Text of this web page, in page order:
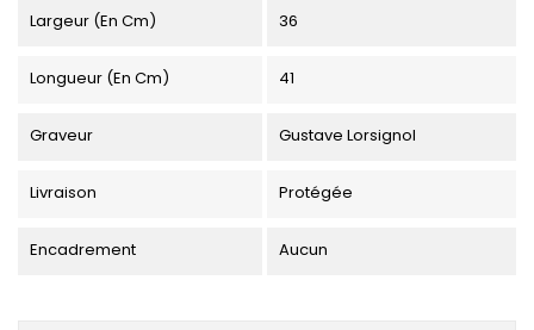
Largeur (en Cm) 36
Longueur (en Cm) 41
Graveur Gustave Lorsignol
Livraison Protégée
Encadrement Aucun